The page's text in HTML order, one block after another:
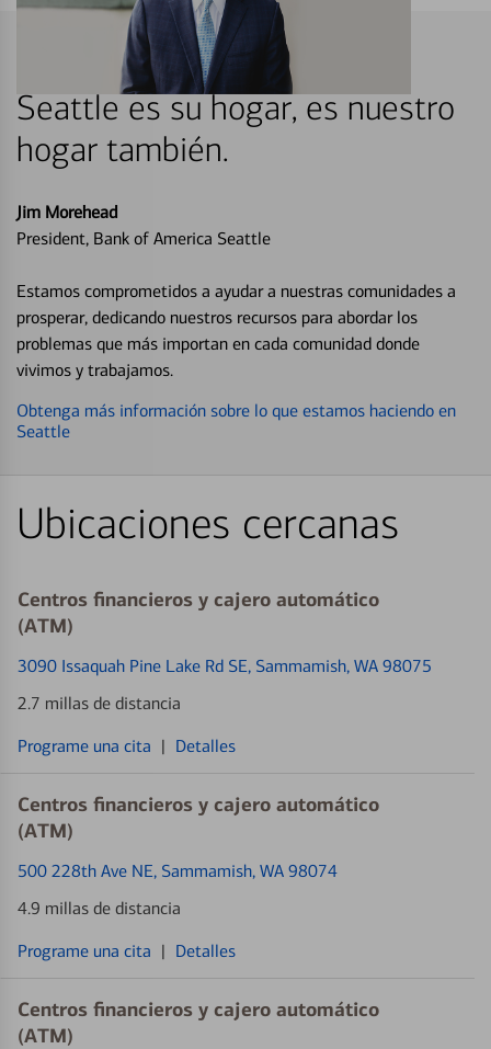
Seattle es su hogar, es nuestro
hogar también.
Jim Morehead
President, Bank of America Seattle
Estamos comprometidos a ayudar a nuestras comunidades a
prosperar, dedicando nuestros recursos para abordar los
problemas que más importan en cada comunidad donde
vivimos y trabajamos.
Obtenga más información sobre lo que estamos haciendo en
Seattle
Ubicaciones cercanas
Centros financieros y cajero automático
(ATM)
3090 Issaquah Pine Lake Rd SE, Sammamish, WA 98075
2.7 millas de distancia
Programe una cita | Detalles
Centros financieros y cajero automático
(ATM)
500 228th Ave NE, Sammamish, WA 98074
4.9 millas de distancia
Programe una cita | Detalles
Centros financieros y cajero automático
(ATM)